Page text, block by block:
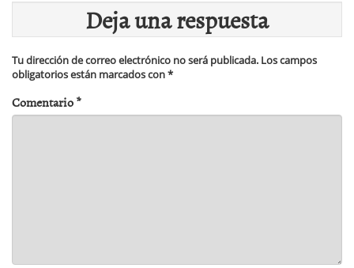
Deja una respuesta
Tu dirección de correo electrónico no será publicada. Los campos
obligatorios están marcados con*
Comentario*